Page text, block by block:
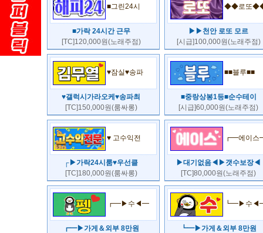
■그린24시
■가락 24시간 근무
[TC]120,000원(노래주점)
◆◆로또
▶▶천안 로또 모르
[시급]100,000원(노래주점)
♥잠실♥송파
♥갤럭시가라오케♥송파최
[TC]150,000원(룸싸롱)
■■블루■■
■중랑상봉1등■순수테이
[시급]60,000원(노래주점)
♥ 고수익전
┌▶가락24시룸♥우선클
[TC]180,000원(룸싸롱)
┏━에이
▶대기없음◀▶갯수보장◀
[TC]80,000원(노래주점)
┏━▶수◀━
┏━▶가게＆외부 8만원
┗━▶수
┗━▶가게＆외부 8만원